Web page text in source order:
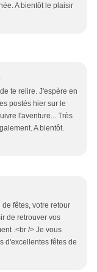
A bientôt le plaisir
te relire. J'espère en
postés hier sur le
l'aventure... Très
A bientôt.
fêtes, votre retour
de retrouver vos
.<br /> Je vous
d'excellentes fêtes de